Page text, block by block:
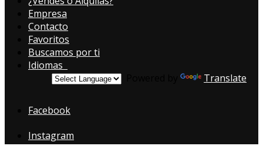
Empresa
Contacto
Favoritos
Buscamos por ti
Idiomas
Translate
Facebook
Instagram